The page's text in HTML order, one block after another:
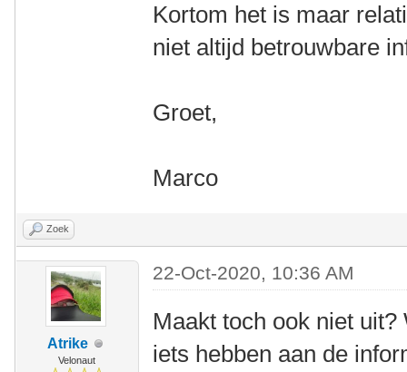
Kortom het is maar
niet altijd betrouwbare
Groet,
Marco
Zoek
Atrike
Velonaut
22-Oct-2020, 10:36 AM
Maakt toch ook niet
iets hebben aan de